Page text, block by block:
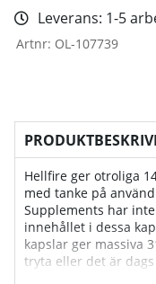
Leverans: 1-5
Artnr: OL-107739
Hellfire ger otroliga
med tanke på
Supplements har
innehållet i dessa
kapslar ger massiva
tryta eller det är